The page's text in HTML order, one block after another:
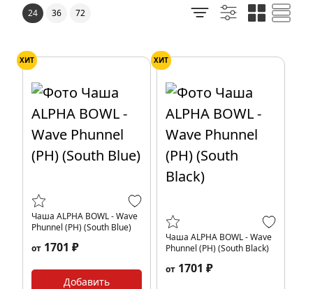
24
36 72
ХИТ
Чаша ALPHA BOWL - Wave
Phunnel (PH) (South Blue)
от 1701 ₽
Добавить
ХИТ
Чаша ALPHA BOWL - Wave
Phunnel (PH) (South Black)
от 1701 ₽